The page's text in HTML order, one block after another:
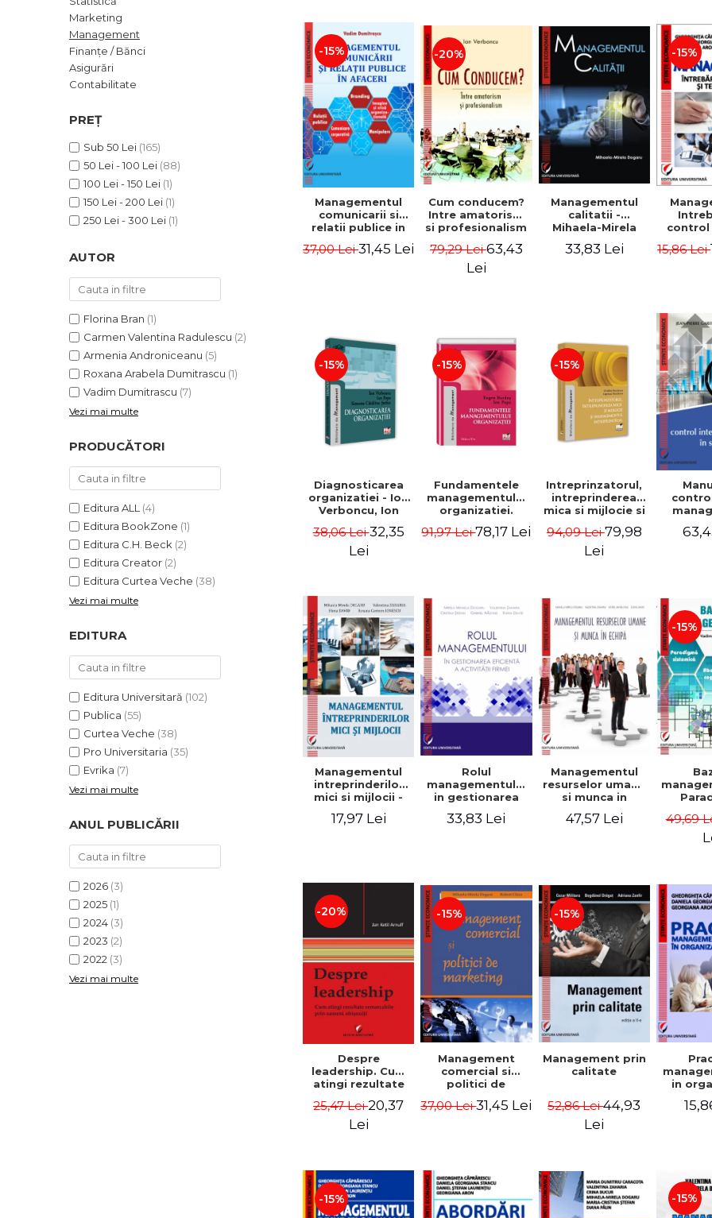
ADMINISTRATIVE
ȘTIINȚE ECONOMICE
ȘTIINȚE EXACTE
EDUCAȚIE FIZICĂ ȘI SPORT
PREUNIVERSITARIA
PACHETE DE STUDIU
PROMOȚIILE LUNII
Cum Cumpăr
Politica de Retur
Formular de Retur
Marketing
Management
Finanțe / Bănci
Asigurări
Contabilitate
PREȚ
Sub 50 Lei (165)
50 Lei - 100 Lei (88)
100 Lei - 150 Lei (1)
150 Lei - 200 Lei (1)
250 Lei - 300 Lei (1)
AUTOR
Florina Bran (1)
Carmen Valentina Radulescu (2)
Armenia Androniceanu (5)
Roxana Arabela Dumitrascu (1)
Vadim Dumitrascu (7)
Vezi mai multe
PRODUCĂTORI
Editura ALL (4)
Editura BookZone (1)
Editura C.H. Beck (2)
Editura Creator (2)
Editura Curtea Veche (38)
Vezi mai multe
EDITURA
Editura Universitară (102)
Publica (55)
Curtea Veche (38)
Pro Universitaria (35)
Evrika (7)
Vezi mai multe
ANUL PUBLICĂRII
2026 (3)
2025 (1)
2024 (3)
2023 (2)
2022 (3)
Vezi mai multe
-15%
Managementul
comunicarii si
relatii publice in
Dumitrascu
37,00 Lei31,45 Lei
-20%
Cum conducem?
Intre amatorism
si profesionalism
79,29 Lei63,43
Lei
Managementul
calitatii -
Mihaela-Mirela
33,83 Lei
-15%
15,86 Lei
-15%
Diagnosticarea
organizatiei - Ion
Verboncu, Ion
Catalina Stefan
38,06 Lei32,35
Lei
-15%
Fundamentele
managementului
organizatiei.
Eugen Burdus,
91,97 Lei78,17 Lei
-15%
Intreprinzatorul,
intreprinderea
mica si mijlocie si
intreprenorial -
Ovidiu Nicolescu,
94,09 Lei79,98
Lei
Managementul
intreprinderilor
mici si mijlocii -
Elena David,
Mihaela-Mirela
17,97 Lei
Rolul
managementului
in gestionarea
eficienta a
activitatii firmei -
Dogaru,
Valentina Zaharia
33,83 Lei
Managementul
resurselor umane
si munca in
47,57 Lei
-15%
49,69
-20%
Despre
leadership. Cum
atingi rezultate
oameni obisnuiti
25,47 Lei20,37
Lei
-15%
Management
comercial si
politici de
37,00 Lei31,45 Lei
-15%
Management prin
calitate
52,86 Lei44,93
Lei
in
-15% -15%